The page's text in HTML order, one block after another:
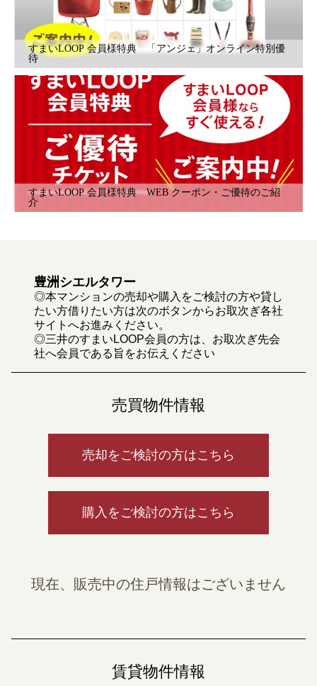
すまいLOOP 会員様特典 「アンジェ」オンライン特別優
待
すまいLOOP 会員様特典 WEB クーポン・ご優待のご紹
介
豊洲シエルタワー
◎本マンションの売却や購入をご検討の方や貸し
たい方借りたい方は次のボタンからお取次ぎ各社
サイトへお進みください。
◎三井のすまいLOOP会員の方は、お取次ぎ先会
社へ会員である旨をお伝えください
売買物件情報
売却をご検討の方はこちら
購入をご検討の方はこちら
現在、販売中の住戸情報はございません
賃貸物件情報